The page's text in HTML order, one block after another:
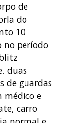
de
do
10
no período
duas
de guardas
médico e
carro